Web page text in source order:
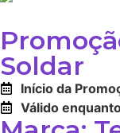
Soldar
Início da
Válido